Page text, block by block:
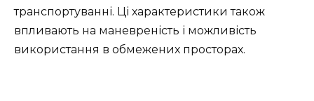
транспортуванні. Ці характеристики також
впливають на маневреність і можливість
використання в обмежених просторах.